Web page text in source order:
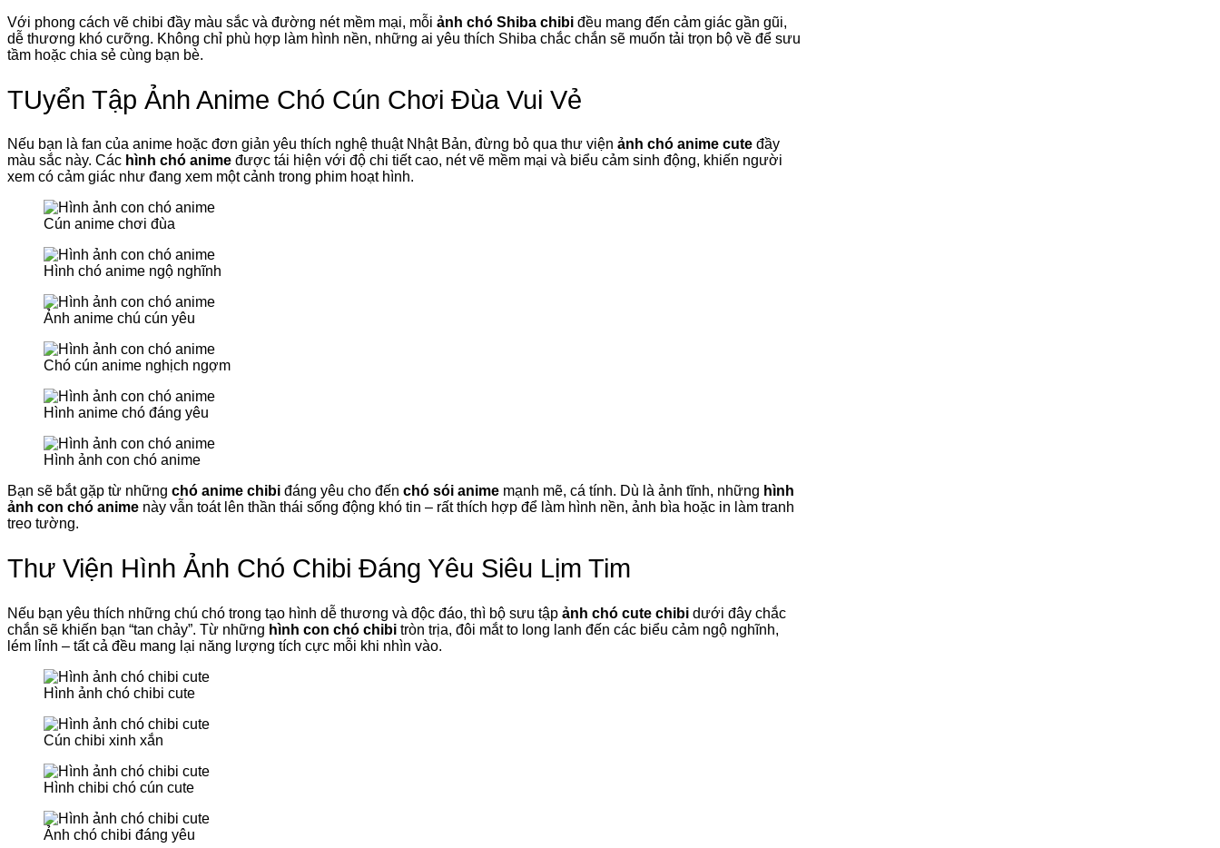
Với phong cách vẽ chibi đầy màu sắc và đường nét mềm mại, mỗi ảnh chó Shiba chibi đều mang đến cảm giác gần gũi,
dễ thương khó cưỡng. Không chỉ phù hợp làm hình nền, những ai yêu thích Shiba chắc chắn sẽ muốn tải trọn bộ về để sưu
tầm hoặc chia sẻ cùng bạn bè.
TUyển Tập Ảnh Anime Chó Cún Chơi Đùa Vui Vẻ
Nếu bạn là fan của anime hoặc đơn giản yêu thích nghệ thuật Nhật Bản, đừng bỏ qua thư viện ảnh chó anime cute đầy
màu sắc này. Các hình chó anime được tái hiện với độ chi tiết cao, nét vẽ mềm mại và biểu cảm sinh động, khiến người
xem có cảm giác như đang xem một cảnh trong phim hoạt hình.
Cún anime chơi đùa
Hình chó anime ngộ nghĩnh
Ảnh anime chú cún yêu
Chó cún anime nghịch ngợm
Hình anime chó đáng yêu
Hình ảnh con chó anime
Bạn sẽ bắt gặp từ những chó anime chibi đáng yêu cho đến chó sói anime mạnh mẽ, cá tính. Dù là ảnh tĩnh, những hình
ảnh con chó anime này vẫn toát lên thần thái sống động khó tin – rất thích hợp để làm hình nền, ảnh bìa hoặc in làm tranh
treo tường.
Thư Viện Hình Ảnh Chó Chibi Đáng Yêu Siêu Lịm Tim
Nếu bạn yêu thích những chú chó trong tạo hình dễ thương và độc đáo, thì bộ sưu tập ảnh chó cute chibi dưới đây chắc
chắn sẽ khiến bạn “tan chảy”. Từ những hình con chó chibi tròn trịa, đôi mắt to long lanh đến các biểu cảm ngộ nghĩnh,
lém lỉnh – tất cả đều mang lại năng lượng tích cực mỗi khi nhìn vào.
Hình ảnh chó chibi cute
Cún chibi xinh xắn
Hình chibi chó cún cute
Ảnh chó chibi đáng yêu